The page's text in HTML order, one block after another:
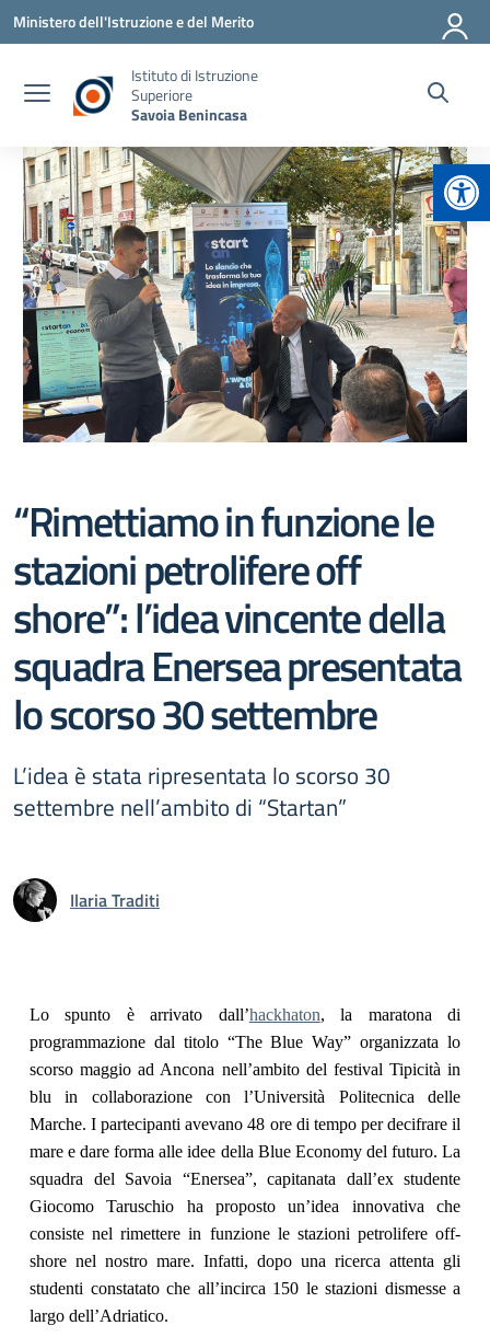
Vai ai contenuti
Vai al menu di navigazione
Vai al footer
Ministero dell'Istruzione e del Merito
Istituto di Istruzione
Superiore
Savoia Benincasa
“Rimettiamo in funzione le
stazioni petrolifere off
shore”: l’idea vincente della
squadra Enersea presentata
lo scorso 30 settembre
L’idea è stata ripresentata lo scorso 30
settembre nell’ambito di “Startan”
Ilaria Traditi
Lo spunto è arrivato dall’hackhaton, la maratona di
programmazione dal titolo “The Blue Way” organizzata lo
scorso maggio ad Ancona nell’ambito del festival Tipicità in
blu in collaborazione con l’Università Politecnica delle
Marche. I partecipanti avevano 48 ore di tempo per decifrare il
mare e dare forma alle idee della Blue Economy del futuro. La
squadra del Savoia “Enersea”, capitanata dall’ex studente
Giocomo Taruschio ha proposto un’idea innovativa che
consiste nel rimettere in funzione le stazioni petrolifere off-
shore nel nostro mare. Infatti, dopo una ricerca attenta gli
studenti constatato che all’incirca 150 le stazioni dismesse a
largo dell’Adriatico.